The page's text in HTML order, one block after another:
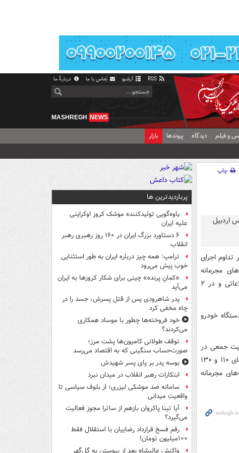
تصویری سلامت جهان فرهنگی ویدیویی